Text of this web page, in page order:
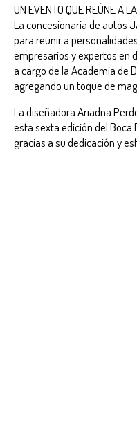
UN EVENTO QUE REÚNE A
La concesionaria de autos
para reunir a
empresarios y expertos en
a cargo de la Academia de
agregando un toque de
La diseñadora Ariadna
esta sexta edición del Boca
gracias a su dedicación y